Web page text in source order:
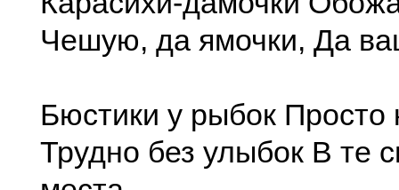
Чешую, да ямочки, Да
Бюстики у рыбок Просто
Трудно без улыбок В те